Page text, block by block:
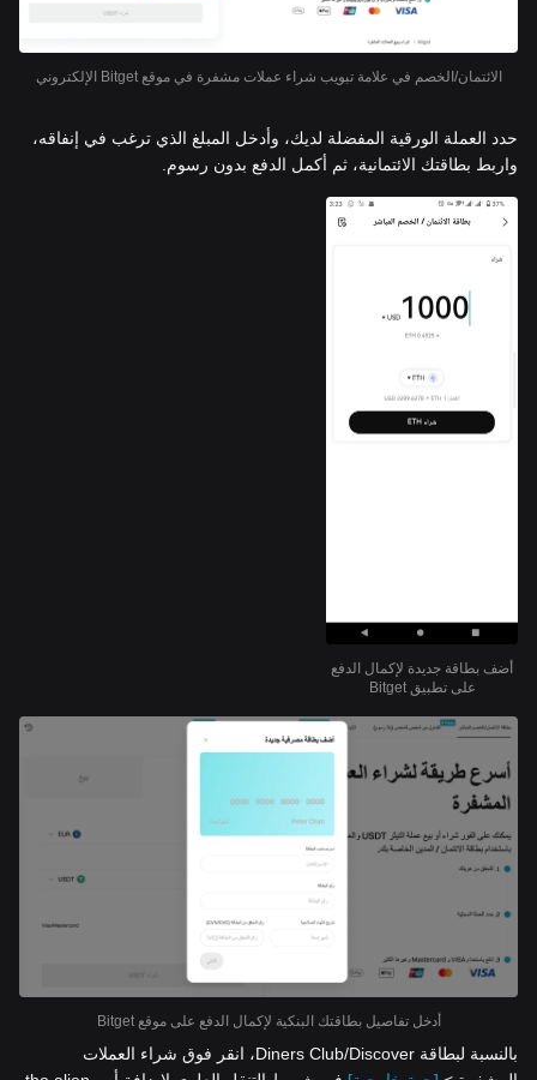
الائتمان/الخصم في علامة تبويب شراء عملات مشفرة في موقع Bitget الإلكتروني
حدد العملة الورقية المفضلة لديك، وأدخل المبلغ الذي ترغب في إنفاقه،
واربط بطاقتك الائتمانية، ثم أكمل الدفع بدون رسوم.
أضف بطاقة جديدة لإكمال الدفع
على تطبيق Bitget
أدخل تفاصيل بطاقتك البنكية لإكمال الدفع على موقع Bitget
بالنسبة لبطاقة Diners Club/Discover، انقر فوق شراء العملات